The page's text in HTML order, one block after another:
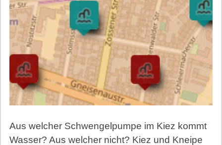
Aus welcher Schwengelpumpe im Kiez kommt
Wasser? Aus welcher nicht? Kiez und Kneipe